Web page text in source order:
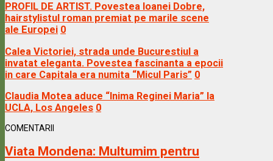
PROFIL DE ARTIST. Povestea Ioanei Dobre,
hairstylistul roman premiat pe marile scene
ale Europei 0
Calea Victoriei, strada unde Bucurestiul a
invatat eleganta. Povestea fascinanta a epocii
in care Capitala era numita “Micul Paris” 0
Claudia Motea aduce “Inima Reginei Maria” la
UCLA, Los Angeles 0
COMENTARII
Viata Mondena: Multumim pentru